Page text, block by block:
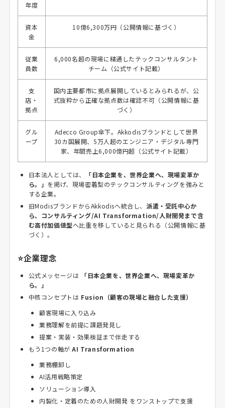
年度
資本
金
10億6,300万円（公開情報に基づく）
従業
員数
6,000名超の現場に精通したテックコンサルタント
チーム（公式サイト記載）
支
店・
拠点
国内主要都市に拠点展開しているとみられるが、公
式抜粋から正確な拠点数は確認不可（公開情報に基
づく）
グル
ープ
Adecco Group傘下。Akkodisブランドとして世界
30カ国展開、5万人超のエンジニア・デジタル専門
家、年間売上6,000億円超（公式サイト記載）
日本法人としては、
「日本企業を、世界企業へ、現場変革か
ら。」 を掲げ、現場密着型のテックコンサルティングを強みと
する企業。
旧ModisブランドからAkkodisへ統合し、 派遣・受託中心か
ら、コンサルティング/AI Transformation/人財開発まで含
む高付加価値型へ比重を移していると見られる（公開情報に基
づく）。
⭐企業理念
公式メッセージは
「日本企業を、世界企業へ、現場変革か
ら。」
中核コンセプトは Fusion（顧客の現場と融合した支援）
顧客現場に入り込み
業務理解を前提に課題発見し
提案・実装・効果検証まで伴走する
もう1つの軸がAI Transformation
業務棚卸し
AI活用戦略策定
ソリューション導入
内製化・定着のための人財開発 をワンストップで支援